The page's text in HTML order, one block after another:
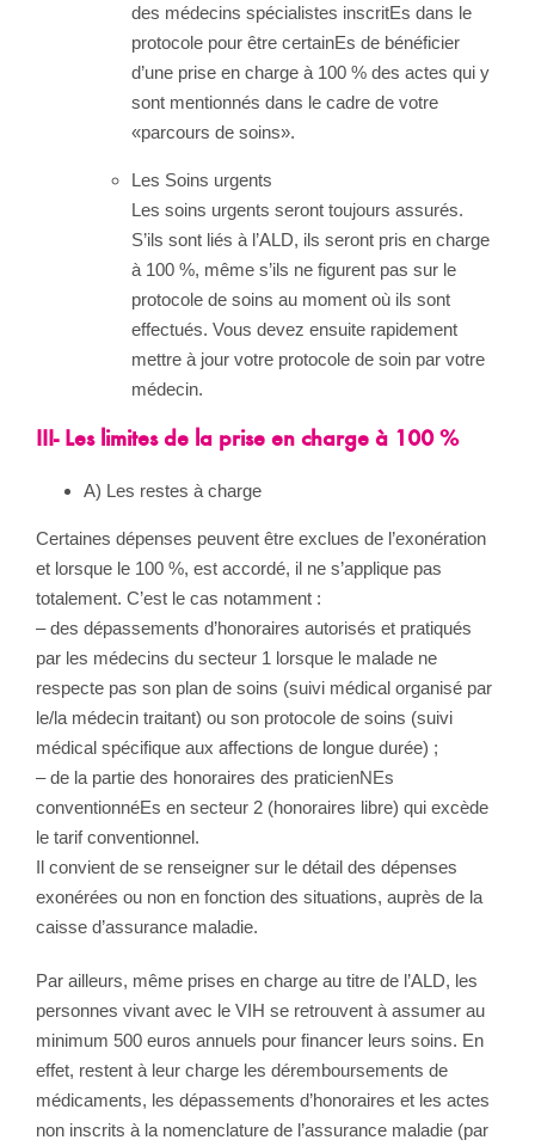
des médecins spécialistes inscritEs dans le
protocole pour être certainEs de bénéficier
d’une prise en charge à 100 % des actes qui y
sont mentionnés dans le cadre de votre
«parcours de soins».
Les Soins urgents
Les soins urgents seront toujours assurés.
S’ils sont liés à l’ALD, ils seront pris en charge
à 100 %, même s’ils ne figurent pas sur le
protocole de soins au moment où ils sont
effectués. Vous devez ensuite rapidement
mettre à jour votre protocole de soin par votre
médecin.
III- Les limites de la prise en charge à 100 %
A) Les restes à charge
Certaines dépenses peuvent être exclues de l’exonération
et lorsque le 100 %, est accordé, il ne s’applique pas
totalement. C’est le cas notamment :
– des dépassements d’honoraires autorisés et pratiqués
par les médecins du secteur 1 lorsque le malade ne
respecte pas son plan de soins (suivi médical organisé par
le/la médecin traitant) ou son protocole de soins (suivi
médical spécifique aux affections de longue durée) ;
– de la partie des honoraires des praticienNEs
conventionnéEs en secteur 2 (honoraires libre) qui excède
le tarif conventionnel.
Il convient de se renseigner sur le détail des dépenses
exonérées ou non en fonction des situations, auprès de la
caisse d’assurance maladie.
Par ailleurs, même prises en charge au titre de l’ALD, les
personnes vivant avec le VIH se retrouvent à assumer au
minimum 500 euros annuels pour financer leurs soins. En
effet, restent à leur charge les déremboursements de
médicaments, les dépassements d’honoraires et les actes
non inscrits à la nomenclature de l’assurance maladie (par